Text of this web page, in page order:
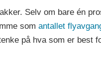
Selv om bare én
somantallet
på hva som er best